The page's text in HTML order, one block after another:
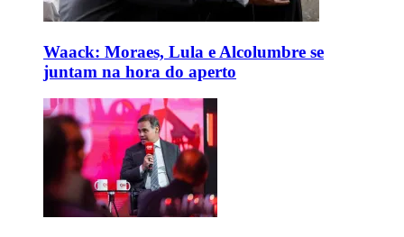
Waack: Moraes, Lula e Alcolumbre se
juntam na hora do aperto